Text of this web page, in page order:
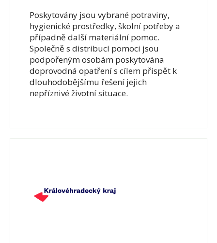
Poskytovány jsou vybrané potraviny,
hygienické prostředky, školní potřeby a
případně další materiální pomoc.
Společně s distribucí pomoci jsou
podpořeným osobám poskytována
doprovodná opatření s cílem přispět k
dlouhodobějšímu řešení jejich
nepříznivé životní situace.